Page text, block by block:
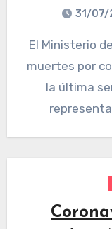
31/07/
El Ministerio de Salud reportó este domingo 91
muertes por
la última